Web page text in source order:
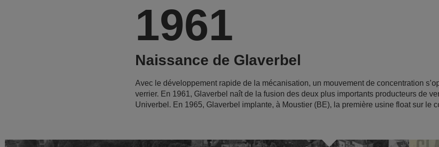
1961
Naissance de Glaverbel
Avec le développement rapide de la mécanisation, un mouvement de concentration
verrier. En 1961, Glaverbel naît de la fusion des deux plus importants producteurs de
Univerbel. En 1965, Glaverbel implante, à Moustier (BE), la première usine float sur le